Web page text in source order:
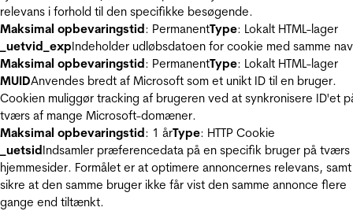
relevans i forhold til den specifikke besøgende.
Maksimal opbevaringstid: PermanentType: Lokalt HTML-lager
_uetvid_expIndeholder udløbsdatoen for cookie med samme
Maksimal opbevaringstid: PermanentType: Lokalt HTML-lager
MUIDAnvendes bredt af Microsoft som et unikt ID til en bruger.
Cookien muliggør tracking af brugeren ved at synkronisere ID'et
tværs af mange Microsoft-domæner.
Maksimal opbevaringstid: 1 årType: HTTP Cookie
_uetsidIndsamler præferencedata på en specifik bruger på tværs
hjemmesider. Formålet er at optimere annoncernes relevans, samt
sikre at den samme bruger ikke får vist den samme annonce flere
gange end tiltænkt.